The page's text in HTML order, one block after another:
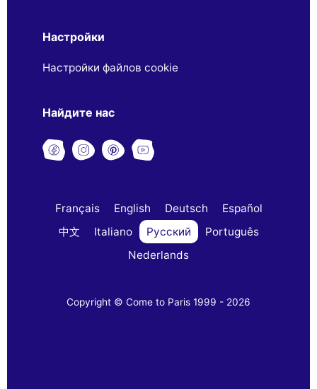
Настройки
Настройки файлов cookie
Найдите нас
Français English Deutsch
Español
中文
Italiano Русский
Português
Nederlands
Copyright © Come to Paris 1999 - 2026